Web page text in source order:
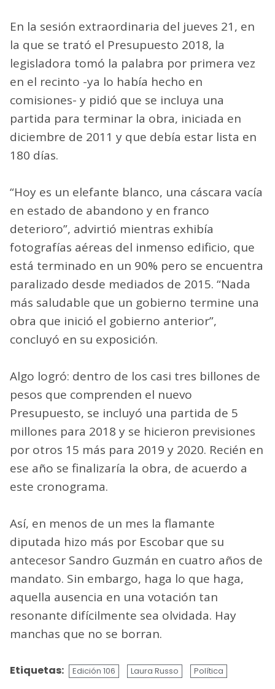
En la sesión extraordinaria del jueves 21, en
la que se trató el Presupuesto 2018, la
legisladora tomó la palabra por primera vez
en el recinto -ya lo había hecho en
comisiones- y pidió que se incluya una
partida para terminar la obra, iniciada en
diciembre de 2011 y que debía estar lista en
180 días.
“Hoy es un elefante blanco, una cáscara vacía
en estado de abandono y en franco
deterioro”, advirtió mientras exhibía
fotografías aéreas del inmenso edificio, que
está terminado en un 90% pero se encuentra
paralizado desde mediados de 2015. “Nada
más saludable que un gobierno termine una
obra que inició el gobierno anterior”,
concluyó en su exposición.
Algo logró: dentro de los casi tres billones de
pesos que comprenden el nuevo
Presupuesto, se incluyó una partida de 5
millones para 2018 y se hicieron previsiones
por otros 15 más para 2019 y 2020. Recién en
ese año se finalizaría la obra, de acuerdo a
este cronograma.
Así, en menos de un mes la flamante
diputada hizo más por Escobar que su
antecesor Sandro Guzmán en cuatro años de
mandato. Sin embargo, haga lo que haga,
aquella ausencia en una votación tan
resonante difícilmente sea olvidada. Hay
manchas que no se borran.
Etiquetas: Edición 106 Laura Russo Política